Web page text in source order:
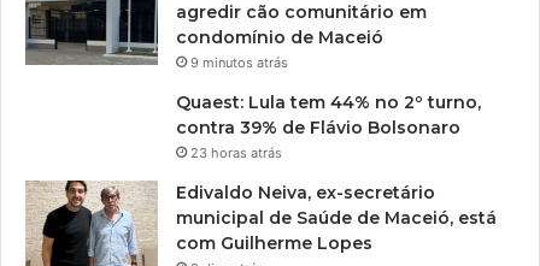
agredir cão comunitário em
condomínio de Maceió
9 minutos atrás
Quaest: Lula tem 44% no 2º turno,
contra 39% de Flávio Bolsonaro
23 horas atrás
Edivaldo Neiva, ex-secretário
municipal de Saúde de Maceió, está
com Guilherme Lopes